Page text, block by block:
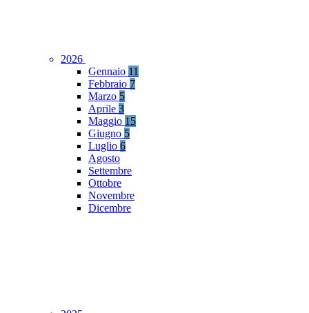
2026
Gennaio 11
Febbraio 7
Marzo 5
Aprile 3
Maggio 15
Giugno 5
Luglio 6
Agosto
Settembre
Ottobre
Novembre
Dicembre